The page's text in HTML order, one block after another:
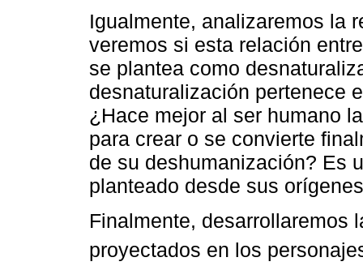
Igualmente, analizaremos la
veremos si esta relación
se plantea como
desnaturalización pertenece
¿Hace mejor al ser humano
para crear o se convierte
de su deshumanización? Es
planteado desde sus
Finalmente, desarrollaremos
proyectados en los